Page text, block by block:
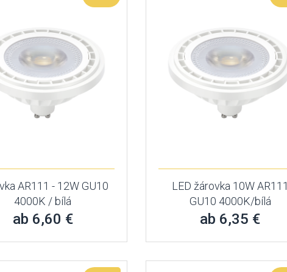
AR111 - 12W GU10
4000K / bílá
ab 6,60 €
LED žárovka 10W AR111
GU10 4000K/bílá
ab 6,35 €